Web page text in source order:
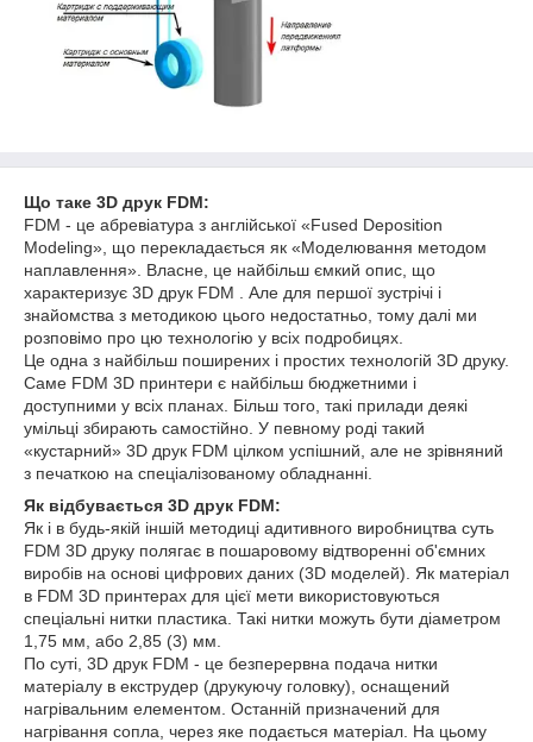
Що таке 3D друк FDM:
FDM - це абревіатура з англійської «Fused Deposition
Modeling», що перекладається як «Моделювання методом
наплавлення». Власне, це найбільш ємкий опис, що
характеризує 3D друк FDM . Але для першої зустрічі і
знайомства з методикою цього недостатньо, тому далі ми
розповімо про цю технологію у всіх подробицях.
Це одна з найбільш поширених і простих технологій 3D друку.
Саме FDM 3D принтери є найбільш бюджетними і
доступними у всіх планах. Більш того, такі прилади деякі
умільці збирають самостійно. У певному роді такий
«кустарний» 3D друк FDM цілком успішний, але не зрівняний
з печаткою на спеціалізованому обладнанні.
Як відбувається 3D друк FDM:
Як і в будь-якій іншій методиці адитивного виробництва суть
FDM 3D друку полягає в пошаровому відтворенні об'ємних
виробів на основі цифрових даних (3D моделей). Як матеріал
в FDM 3D принтерах для цієї мети використовуються
спеціальні нитки пластика. Такі нитки можуть бути діаметром
1,75 мм, або 2,85 (3) мм.
По суті, 3D друк FDM - це безперервна подача нитки
матеріалу в екструдер (друкуючу головку), оснащений
нагрівальним елементом. Останній призначений для
нагрівання сопла, через яке подається матеріал. На цьому